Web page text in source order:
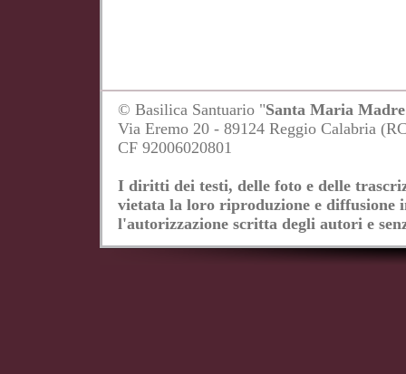
© Basilica Santuario "Santa Maria
Via Eremo 20 - 89124 Reggio Calabria
CF 92006020801
I diritti dei testi, delle foto e delle
vietata la loro riproduzione e diffusione
l'autorizzazione scritta degli autori e